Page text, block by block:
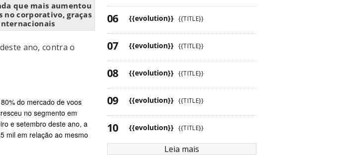
que mais aumentou
no corporativo, graças
ano, contra o
do mercado de voos
no segmento em
e setembro deste ano, a
mil em relação ao mesmo
{{evolution}} {{TITLE}}
{{evolution}} {{TITLE}}
{{evolution}} {{TITLE}}
{{evolution}} {{TITLE}}
{{evolution}} {{TITLE}}
Leia mais